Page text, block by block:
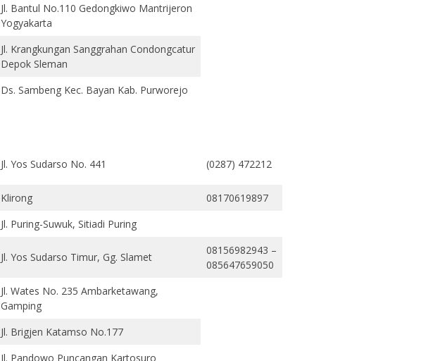
Jl. Bantul No.110 Gedongkiwo Mantrijeron
Yogyakarta
Jl. Krangkungan Sanggrahan Condongcatur
Depok Sleman
Ds. Sambeng Kec. Bayan Kab. Purworejo
Jl. Yos Sudarso No. 441 (0287) 472212
Klirong
08170619897
Jl. Puring-Suwuk, Sitiadi Puring
Jl. Yos Sudarso Timur, Gg. Slamet
08156982943 –
085647659050
Jl. Wates No. 235 Ambarketawang,
Gamping
Jl. Brigjen Katamso No.177
Jl. Pandowo Puncangan Kartosuro